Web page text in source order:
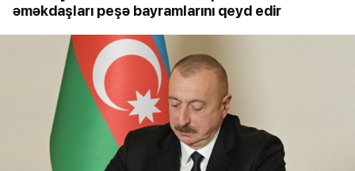
əməkdaşları peşə bayramlarını qeyd edir